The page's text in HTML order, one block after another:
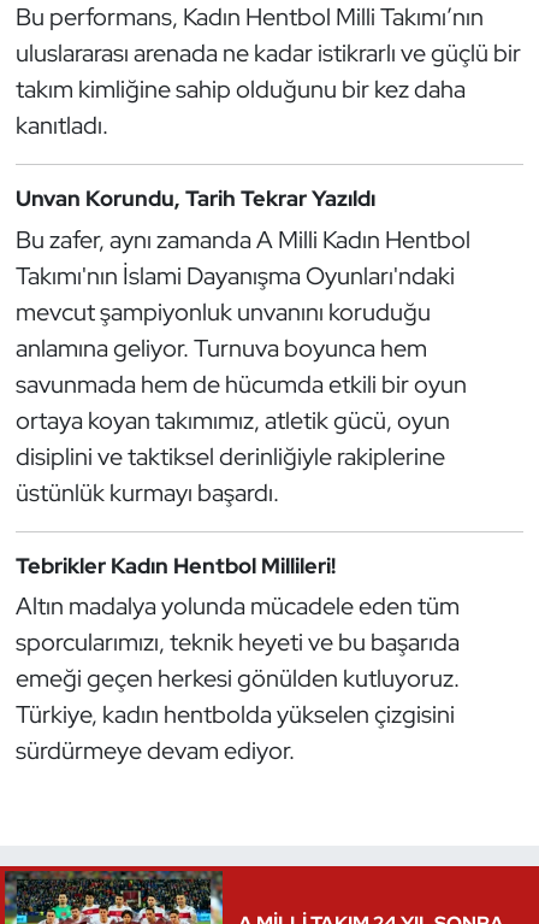
Bu performans, Kadın Hentbol Milli Takımı’nın
uluslararası arenada ne kadar istikrarlı ve güçlü bir
takım kimliğine sahip olduğunu bir kez daha
kanıtladı.
Unvan Korundu, Tarih Tekrar Yazıldı
Bu zafer, aynı zamanda A Milli Kadın Hentbol
Takımı'nın İslami Dayanışma Oyunları'ndaki
mevcut şampiyonluk unvanını koruduğu
anlamına geliyor. Turnuva boyunca hem
savunmada hem de hücumda etkili bir oyun
ortaya koyan takımımız, atletik gücü, oyun
disiplini ve taktiksel derinliğiyle rakiplerine
üstünlük kurmayı başardı.
Tebrikler Kadın Hentbol Millileri!
Altın madalya yolunda mücadele eden tüm
sporcularımızı, teknik heyeti ve bu başarıda
emeği geçen herkesi gönülden kutluyoruz.
Türkiye, kadın hentbolda yükselen çizgisini
sürdürmeye devam ediyor.
Masa Tenisi
Modern Pentatlon
Motor Sporları
Muay Thai
Optimist
Oryantiring
Özel Sporcular
Ragbi
Satranç
Su Topu
Tenis